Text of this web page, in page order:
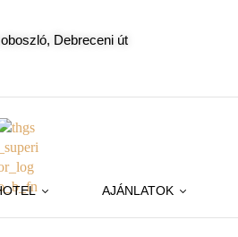
Debreceni út
AJÁNLATOK